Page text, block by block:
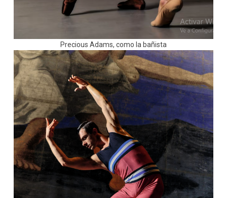
Precious Adams, como la bañista